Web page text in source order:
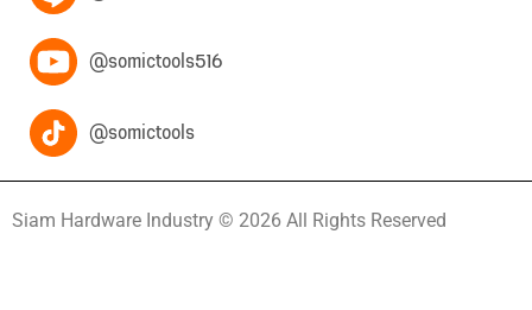
@somictools516
@somictools
Siam Hardware Industry © 2026 All Rights Reserved